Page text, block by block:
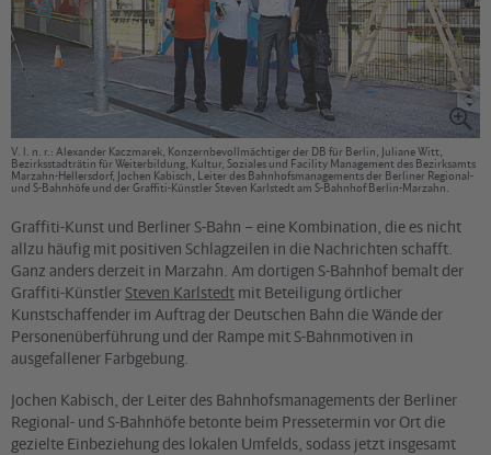
V. l. n. r.: Alexander Kaczmarek, Konzernbevollmächtiger der DB für Berlin, Juliane Witt,
Bezirksstadträtin für Weiterbildung, Kultur, Soziales und Facility Management des Bezirksamts
Marzahn-Hellersdorf, Jochen Kabisch, Leiter des Bahnhofsmanagements der Berliner Regional-
und S-Bahnhöfe und der Graffiti-Künstler Steven Karlstedt am S-Bahnhof Berlin-Marzahn.
Graffiti-Kunst und Berliner S-Bahn – eine Kombination, die es nicht
allzu häufig mit positiven Schlagzeilen in die Nachrichten schafft.
Ganz anders derzeit in Marzahn. Am dortigen S-Bahnhof bemalt der
Graffiti-Künstler Steven Karlstedt mit Beteiligung örtlicher
Kunstschaffender im Auftrag der Deutschen Bahn die Wände der
Personenüberführung und der Rampe mit S-Bahnmotiven in
ausgefallener Farbgebung.
Jochen Kabisch, der Leiter des Bahnhofsmanagements der Berliner
Regional- und S-Bahnhöfe betonte beim Pressetermin vor Ort die
gezielte Einbeziehung des lokalen Umfelds, sodass jetzt insgesamt